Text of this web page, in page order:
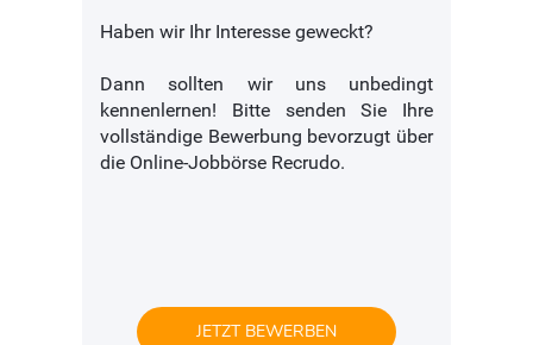
Haben wir Ihr Interesse geweckt?
Dann sollten wir uns unbedingt
kennenlernen! Bitte senden Sie Ihre
vollständige Bewerbung bevorzugt über
die Online-Jobbörse Recrudo.
JETZT BEWERBEN